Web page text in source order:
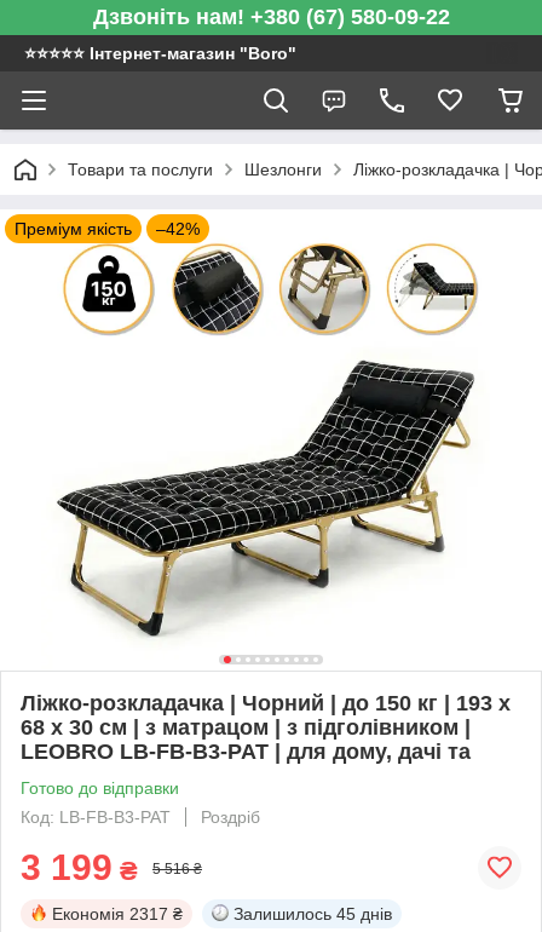
Дзвоніть нам! +380 (67) 580-09-22
⭐️⭐️⭐️⭐️⭐️ Інтернет-магазин "Boro"
Товари та послуги Шезлонги Ліжко-розкладачка |
Преміум якість –42%
Ліжко-розкладачка | Чорний | до 150 кг | 193 х
68 х 30 см | з матрацом | з підголівником |
LEOBRO LB-FB-B3-PAT | для дому, дачі та
Готово до відправки
Код: LB-FB-B3-PAT
Роздріб
3 199 ₴ 5 516 ₴
Економія 2317 ₴ Залишилось 45 днів